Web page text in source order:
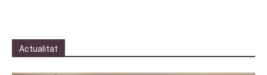
Actualitat